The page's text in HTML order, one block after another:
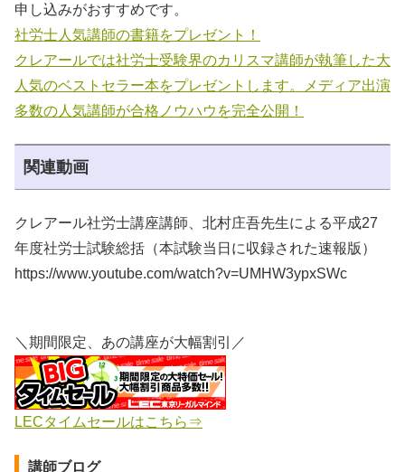
申し込みがおすすめです。
社労士人気講師の書籍をプレゼント！
クレアールでは社労士受験界のカリスマ講師が執筆した大
人気のベストセラー本をプレゼントします。メディア出演
多数の人気講師が合格ノウハウを完全公開！
関連動画
クレアール社労士講座講師、北村庄吾先生による平成27
年度社労士試験総括（本試験当日に収録された速報版）
https://www.youtube.com/watch?v=UMHW3ypxSWc
＼期間限定、あの講座が大幅割引／
LECタイムセールはこちら⇒
講師ブログ